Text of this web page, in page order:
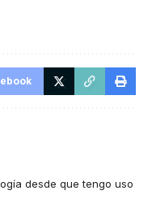
desde que tengo uso